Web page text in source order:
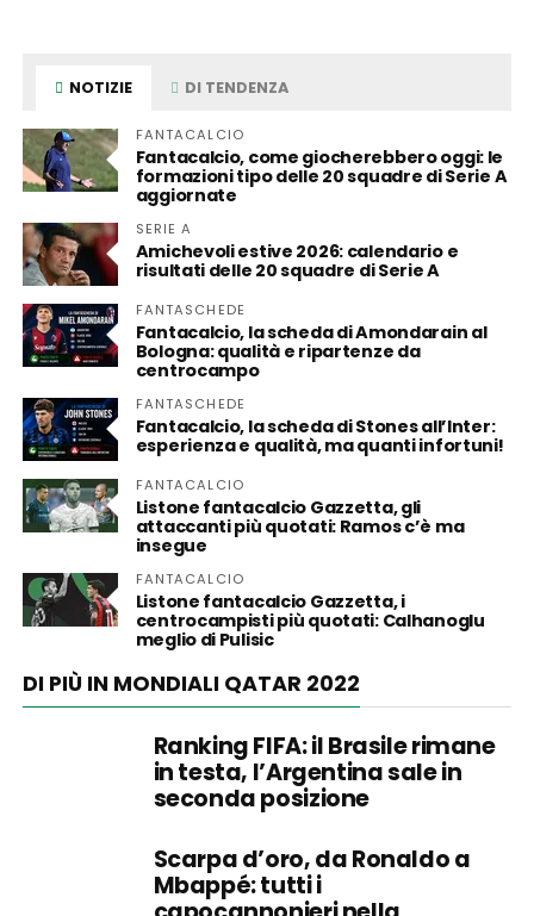
NOTIZIE DI TENDENZA
FANTACALCIO
Fantacalcio, come giocherebbero oggi: le
formazioni tipo delle 20 squadre di Serie A
aggiornate
SERIE A
Amichevoli estive 2026: calendario e
risultati delle 20 squadre di Serie A
FANTASCHEDE
Fantacalcio, la scheda di Amondarain al
Bologna: qualità e ripartenze da
centrocampo
FANTASCHEDE
Fantacalcio, la scheda di Stones all’Inter:
esperienza e qualità, ma quanti infortuni!
FANTACALCIO
Listone fantacalcio Gazzetta, gli
attaccanti più quotati: Ramos c’è ma
insegue
FANTACALCIO
Listone fantacalcio Gazzetta, i
centrocampisti più quotati: Calhanoglu
meglio di Pulisic
DI PIÙ IN MONDIALI QATAR 2022
Ranking FIFA: il Brasile rimane
in testa, l’Argentina sale in
seconda posizione
Scarpa d’oro, da Ronaldo a
Mbappé: tutti i